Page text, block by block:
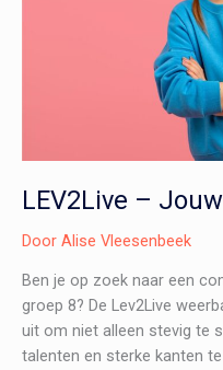
LEV2Live –
Door Alise Vleesenbeek
Ben je op zoek naar een
groep 8? De Lev2Live
uit om niet alleen stevig te
talenten en sterke kanten